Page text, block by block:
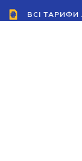
ВСІ ТАРИФИ